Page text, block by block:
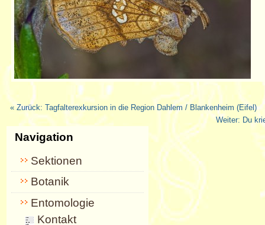
« Zurück: Tagfalterexkursion in die Region Dahlem / Blankenheim (Eifel)
Weiter: Du
Navigation
Sektionen
Botanik
Entomologie
Kontakt